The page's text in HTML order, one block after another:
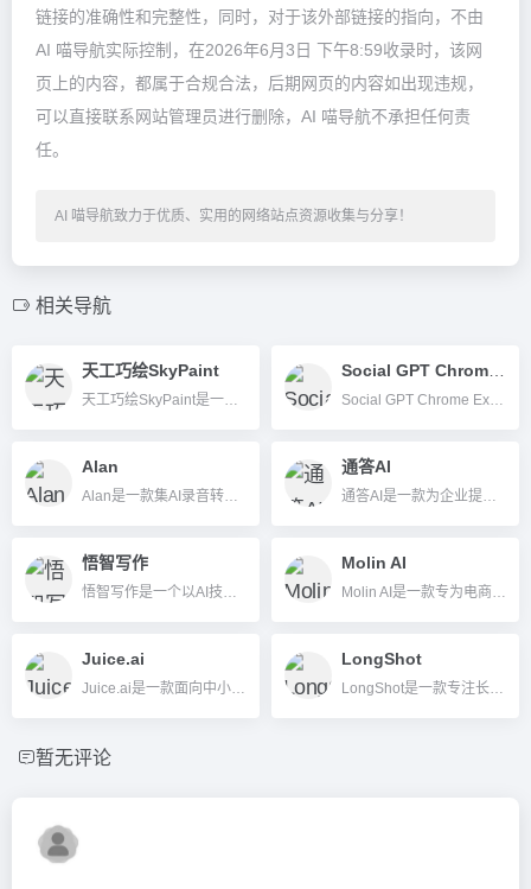
链接的准确性和完整性，同时，对于该外部链接的指向，不由
AI 喵导航实际控制，在2026年6月3日 下午8:59收录时，该网
页上的内容，都属于合规合法，后期网页的内容如出现违规，
可以直接联系网站管理员进行删除，AI 喵导航不承担任何责
任。
AI 喵导航致力于优质、实用的网络站点资源收集与分享！
相关导航
天工巧绘SkyPaint
Alan 通答AI
悟智写作 Molin AI
Juice.ai LongShot
暂无评论